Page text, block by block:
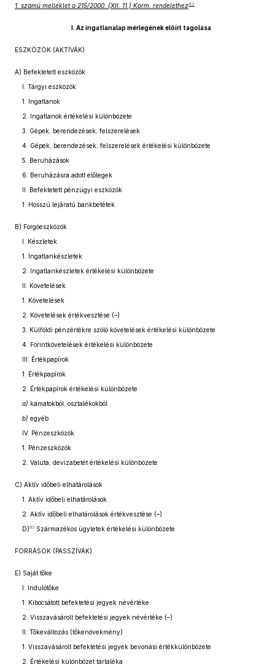
1. számú melléklet a 215/2000. (XII. 11.) Korm. rendelethez82
I. Az ingatlanalap mérlegének előírt tagolása
ESZKÖZÖK (AKTÍVÁK)
A) Befektetett eszközök
I. Tárgyi eszközök
1. Ingatlanok
2. Ingatlanok értékelési különbözete
3. Gépek, berendezések, felszerelések
4. Gépek, berendezések, felszerelések értékelési különbözete
5. Beruházások
6. Beruházásra adott előlegek
II. Befektetett pénzügyi eszközök
1. Hosszú lejáratú bankbetétek
B) Forgóeszközök
I. Készletek
1. Ingatlankészletek
2. Ingatlankészletek értékelési különbözete
II. Követelések
1. Követelések
2. Követelések értékvesztése (–)
3. Külföldi pénzértékre szóló követelések értékelési különbözete
4. Forintkövetelések értékelési különbözete
III. Értékpapírok
1. Értékpapírok
2. Értékpapírok értékelési különbözete
a) kamatokból, osztalékokból
b) egyéb
IV. Pénzeszközök
1. Pénzeszközök
2. Valuta, devizabetét értékelési különbözete
C) Aktív időbeli elhatárolások
1. Aktív időbeli elhatárolások
2. Aktív időbeli elhatárolások értékvesztése (–)
D)83 Származékos ügyletek értékelési különbözete
FORRÁSOK (PASSZÍVÁK)
E) Saját tőke
I. Indulótőke
1. Kibocsátott befektetési jegyek névértéke
2. Visszavásárolt befektetési jegyek névértéke (–)
II. Tőkeváltozás (tőkenövekmény)
1. Visszavásárolt befektetési jegyek bevonási értékkülönbözete
2. Értékelési különbözet tartaléka